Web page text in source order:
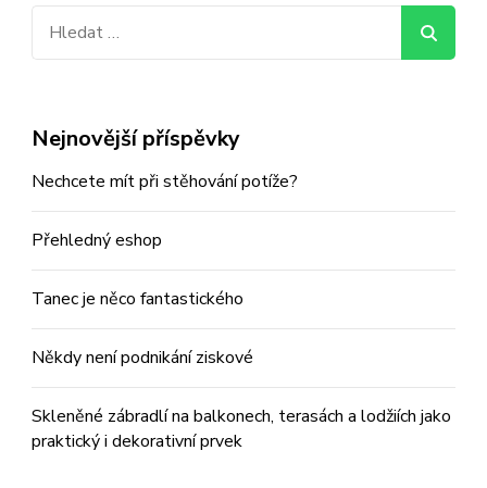
Nejnovější příspěvky
Nechcete mít při stěhování potíže?
Přehledný eshop
Tanec je něco fantastického
Někdy není podnikání ziskové
Skleněné zábradlí na balkonech, terasách a lodžiích jako
praktický i dekorativní prvek